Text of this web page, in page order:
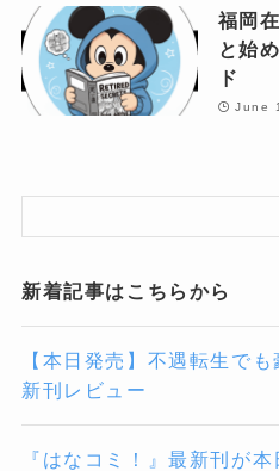
福岡
と始
ド
June
新着記事はこちらから
【本日発売】不遇転生で
新刊レビュー
『はなコミ！』最新刊が